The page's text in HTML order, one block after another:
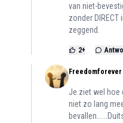
van niet-
zonder
zeggend.
2+
Freedomforever
Je ziet wel hoe
niet zo lang